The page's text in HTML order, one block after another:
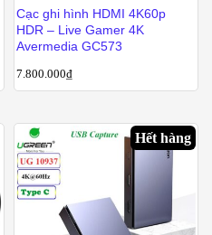
Cạc ghi hình HDMI 4K60p
HDR – Live Gamer 4K
Avermedia GC573
7.800.000₫
Hết hàng